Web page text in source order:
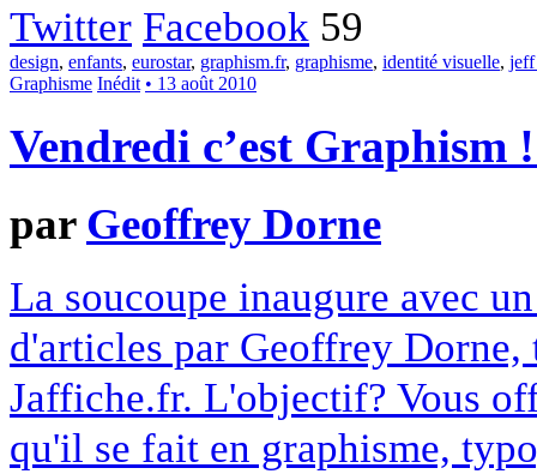
Twitter Facebook 59
design, enfants, eurostar, graphism.fr, graphisme, identité visuelle, jeff
Graphisme Inédit • 13 août 2010
Vendredi c’est Graphism
par Geoffrey Dorne
La soucoupe inaugure avec
d'articles par Geoffrey
Jaffiche.fr. L'objectif? Vous
qu'il se fait en graphisme,